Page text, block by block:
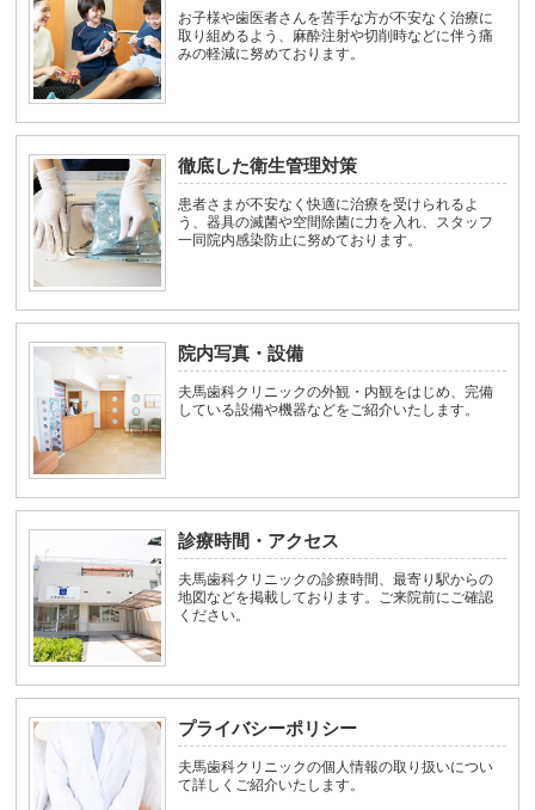
お子様や歯医者さんを苦手な方が不安なく治療に
取り組めるよう、麻酔注射や切削時などに伴う痛
みの軽減に努めております。
徹底した衛生管理対策
患者さまが不安なく快適に治療を受けられるよ
う、器具の滅菌や空間除菌に力を入れ、スタッフ
一同院内感染防止に努めております。
院内写真・設備
夫馬歯科クリニックの外観・内観をはじめ、完備
している設備や機器などをご紹介いたします。
診療時間・アクセス
夫馬歯科クリニックの診療時間、最寄り駅からの
地図などを掲載しております。ご来院前にご確認
ください。
プライバシーポリシー
夫馬歯科クリニックの個人情報の取り扱いについ
て詳しくご紹介いたします。